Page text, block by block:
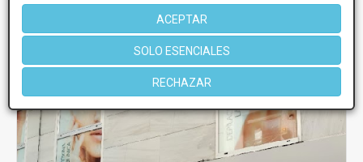
ACEPTAR
SOLO ESENCIALES
RECHAZAR
Más información